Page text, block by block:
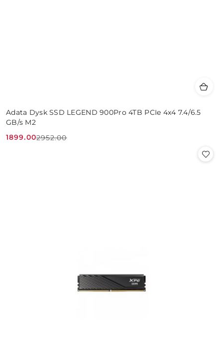
Adata Dysk SSD LEGEND 900Pro 4TB PCIe 4x4 7.4/6.5
GB/s M2
Cena
1899.00
Cena
2952.00